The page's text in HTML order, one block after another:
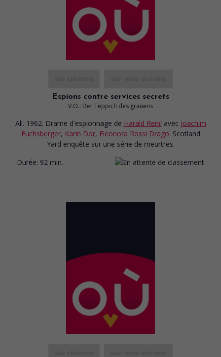
Espions contre services secrets
V.O.: Der Teppich des grauens
All. 1962. Drame d'espionnage de Harald Reinl avec Joachim
Fuchsberger, Karin Dor, Eleonora Rossi Drago. Scotland
Yard enquête sur une série de meurtres.
Durée: 92 min.